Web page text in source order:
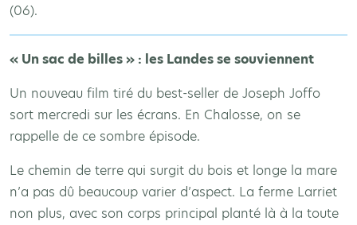
(06).
« Un sac de billes » : les Landes se souviennent
Un nouveau film tiré du best-seller de Joseph Joffo
sort mercredi sur les écrans. En Chalosse, on se
rappelle de ce sombre épisode.
Le chemin de terre qui surgit du bois et longe la mare
n’a pas dû beaucoup varier d’aspect. La ferme Larriet
non plus, avec son corps principal planté là à la toute